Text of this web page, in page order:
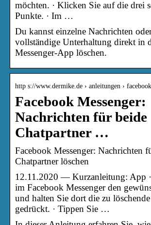
möchten. · Klicken Sie auf die drei
Punkte. · Im …
Du kannst einzelne Nachrichten
vollständige Unterhaltung direkt in
Messenger-App löschen.
http s://www.dermike.de › anleitungen ›
Facebook Messenger:
Nachrichten für beide
Chatpartner …
Facebook Messenger: Nachrichten
Chatpartner löschen
12.11.2020 — Kurzanleitung: App
im Facebook Messenger den
und halten Sie dort die zu
gedrückt. · Tippen Sie …